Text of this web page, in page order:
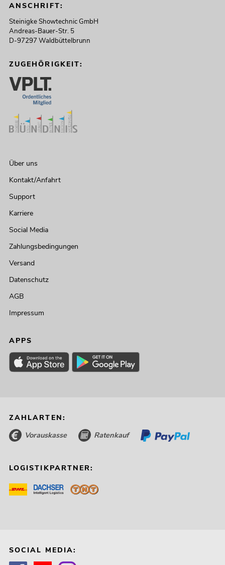
ANSCHRIFT:
Steinigke Showtechnic GmbH
Andreas-Bauer-Str. 5
D-97297 Waldbüttelbrunn
ZUGEHÖRIGKEIT:
Über uns
Kontakt/Anfahrt
Support
Karriere
Social Media
Zahlungsbedingungen
Versand
Datenschutz
AGB
Impressum
APPS
ZAHLARTEN:
Vorauskasse Ratenkauf
LOGISTIKPARTNER:
SOCIAL MEDIA: